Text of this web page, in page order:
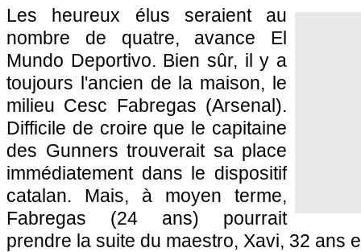
Les heureux élus seraient au
nombre de quatre, avance El
Mundo Deportivo. Bien sûr, il y a
toujours l'ancien de la maison, le
milieu Cesc Fabregas (Arsenal).
Difficile de croire que le capitaine
des Gunners trouverait sa place
immédiatement dans le dispositif
catalan. Mais, à moyen terme,
Fabregas (24 ans) pourrait
prendre la suite du maestro, Xavi, 32 ans